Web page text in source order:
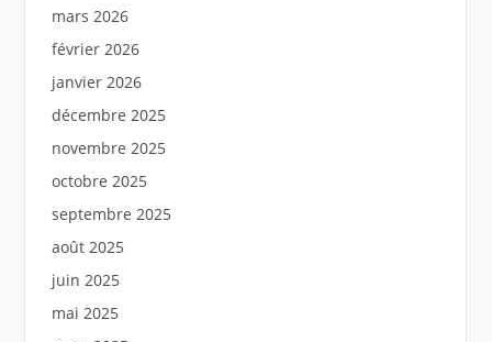
mars 2026
février 2026
janvier 2026
décembre 2025
novembre 2025
octobre 2025
septembre 2025
août 2025
juin 2025
mai 2025